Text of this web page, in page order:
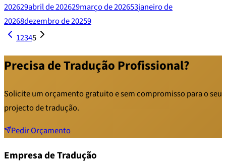
202629abril de 202629março de 202653janeiro de
20268dezembro de 20259
12345
Precisa de Tradução Profissional?
Solicite um orçamento gratuito e sem compromisso para o seu
projecto de tradução.
Pedir Orçamento
Empresa de Tradução